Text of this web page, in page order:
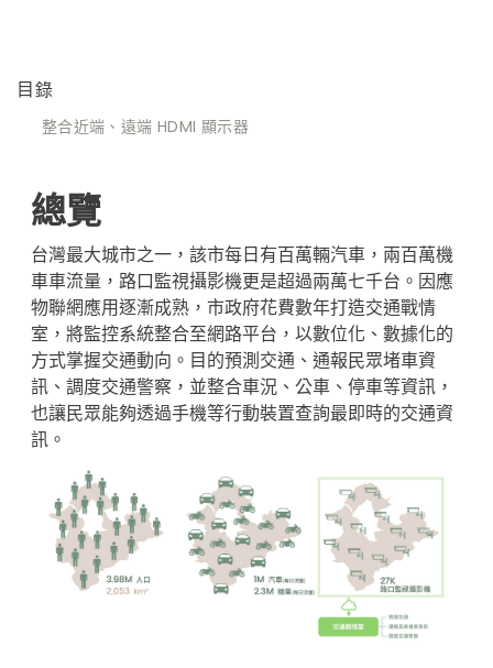
總覽
台灣最大城市之一，該市每日有百萬輛汽車，兩百萬機
車車流量，路口監視攝影機更是超過兩萬七千台。因應
物聯網應用逐漸成熟，市政府花費數年打造交通戰情
室，將監控系統整合至網路平台，以數位化、數據化的
方式掌握交通動向。目的預測交通、通報民眾堵車資
訊、調度交通警察，並整合車況、公車、停車等資訊，
也讓民眾能夠透過手機等行動裝置查詢最即時的交通資
訊。
目錄
整合近端、遠端 HDMI 顯示器